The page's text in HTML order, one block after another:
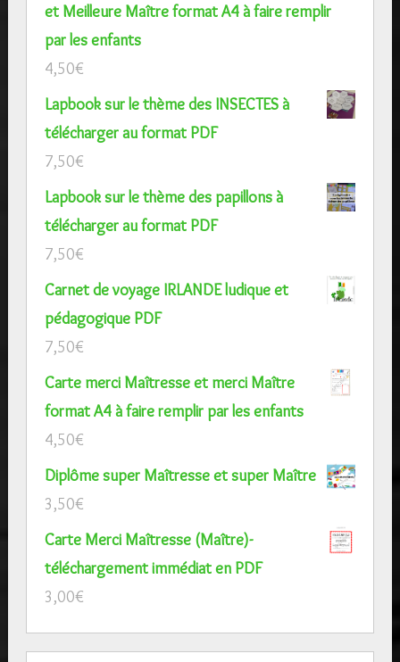
et Meilleure Maître format A4 à faire remplir
par les enfants
4,50€
Lapbook sur le thème des INSECTES à
télécharger au format PDF
7,50€
Lapbook sur le thème des papillons à
télécharger au format PDF
7,50€
Carnet de voyage IRLANDE ludique et
pédagogique PDF
7,50€
Carte merci Maîtresse et merci Maître
format A4 à faire remplir par les enfants
4,50€
Diplôme super Maîtresse et super Maître
3,50€
Carte Merci Maîtresse (Maître)-
téléchargement immédiat en PDF
3,00€